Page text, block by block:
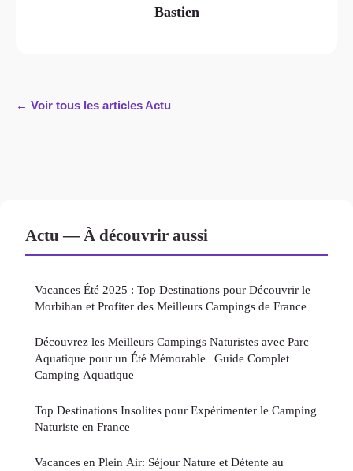
Bastien
← Voir tous les articles Actu
Actu — À découvrir aussi
Vacances Été 2025 : Top Destinations pour Découvrir le
Morbihan et Profiter des Meilleurs Campings de France
Découvrez les Meilleurs Campings Naturistes avec Parc
Aquatique pour un Été Mémorable | Guide Complet
Camping Aquatique
Top Destinations Insolites pour Expérimenter le Camping
Naturiste en France
Vacances en Plein Air: Séjour Nature et Détente au